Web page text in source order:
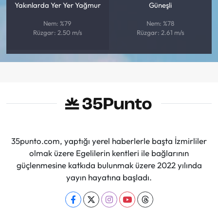
Yakınlarda Yer Yer Yağmur
Nem: %79
Rüzgar: 2.50 m/s
Güneşli
Nem: %78
Rüzgar: 2.61 m/s
35punto.com, yaptığı yerel haberlerle başta İzmirliler
olmak üzere Egelilerin kentleri ile bağlarının
güçlenmesine katkıda bulunmak üzere 2022 yılında
yayın hayatına başladı.